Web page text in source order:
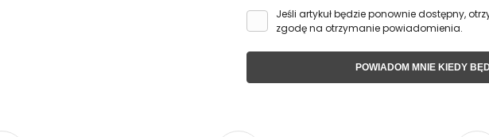
Jeśli artykuł będzie ponownie dostępny,
zgodę na otrzymanie powiadomienia.
POWIADOM MNIE KIEDY